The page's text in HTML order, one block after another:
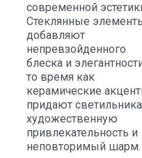
современной
Стеклянные
добавляют
непревзойденного
блеска и
то время как
керамические
придают
художественную
привлекательность и
неповторимый шарм.